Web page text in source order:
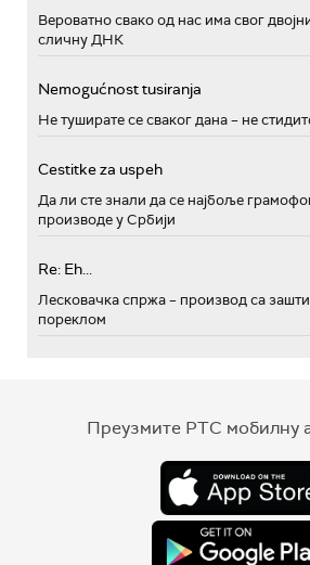
Вероватно свако од нас има свог
сличну ДНК
Nemogućnost tusiranja
Не туширате се сваког дана – не
Cestitke za uspeh
Да ли сте знали да се најбоље
производе у Србији
Re: Eh...
Лесковачка спржа – производ са
пореклом
Преузмите РТС мобилну